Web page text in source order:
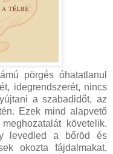
pörgés óhatatlanul
idegrendszerét, nincs
a szabadidőt, az
Ezek mind alapvető
követelik.
levedled a bőröd és
okozta fájdalmakat,